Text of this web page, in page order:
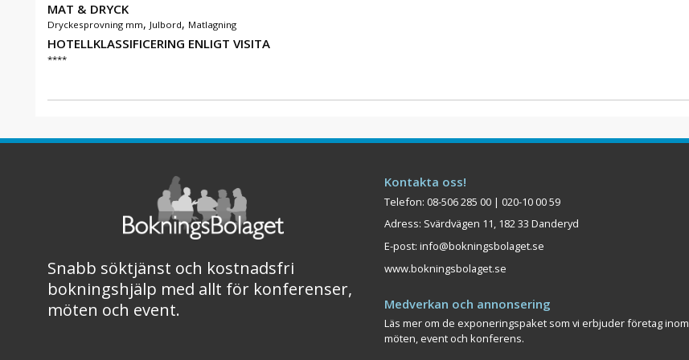
MAT & DRYCK
Dryckesprovning mm, Julbord, Matlagning
HOTELLKLASSIFICERING ENLIGT VISITA
****
Snabb söktjänst och kostnadsfri
bokningshjälp med allt för konferenser,
möten och event.
Kontakta oss!
Telefon: 08-506 285 00 | 020-10 00 59
Adress: Svärdvägen 11, 182 33 Danderyd
E-post: info@bokningsbolaget.se
www.bokningsbolaget.se
Medverkan och annonsering
Läs mer om de exponeringspaket som vi erbjuder företag inom
möten, event och konferens.